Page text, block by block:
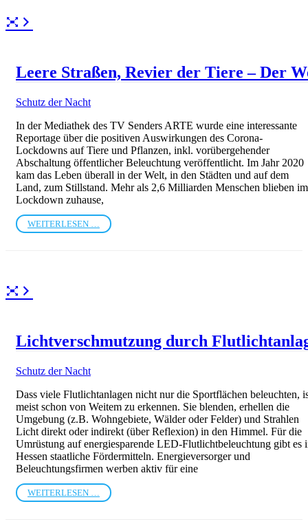
Leere Straßen, Revier der Tiere – Der
Schutz der Nacht
In der Mediathek des TV Senders ARTE wurde eine interessante
Reportage über die positiven Auswirkungen des Corona-
Lockdowns auf Tiere und Pflanzen, inkl. vorübergehender
Abschaltung öffentlicher Beleuchtung veröffentlicht. Im Jahr 2020
kam das Leben überall in der Welt, in den Städten und auf dem
Land, zum Stillstand. Mehr als 2,6 Milliarden Menschen blieben im
Lockdown zuhause,
WEITERLESEN …
Lichtverschmutzung durch
Schutz der Nacht
Dass viele Flutlichtanlagen nicht nur die Sportflächen beleuchten,
meist schon von Weitem zu erkennen. Sie blenden, erhellen die
Umgebung (z.B. Wohngebiete, Wälder oder Felder) und Strahlen
Licht direkt oder indirekt (über Reflexion) in den Himmel. Für die
Umrüstung auf energiesparende LED-Flutlichtbeleuchtung gibt es
Hessen staatliche Fördermitteln. Energieversorger und
Beleuchtungsfirmen werben aktiv für eine
WEITERLESEN …